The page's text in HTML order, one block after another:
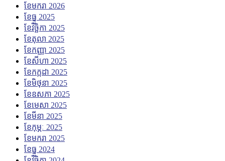
ខែ​មករា 2026
ខែ​ធ្នូ 2025
ខែ​វិច្ឆិកា 2025
ខែ​តុលា 2025
ខែ​កញ្ញា 2025
ខែ​សីហា 2025
ខែ​កក្កដា 2025
ខែ​មិថុនា 2025
ខែ​ឧសភា 2025
ខែ​មេសា 2025
ខែ​មីនា 2025
ខែ​កុម្ភៈ 2025
ខែ​មករា 2025
ខែ​ធ្នូ 2024